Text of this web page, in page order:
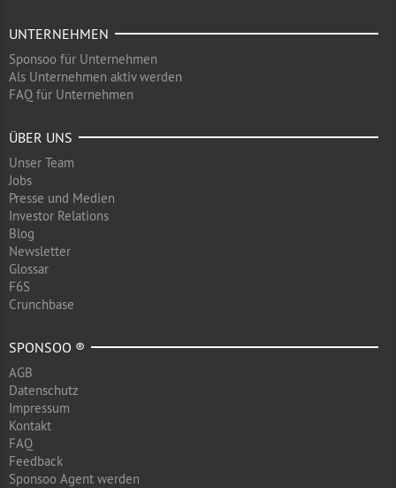
UNTERNEHMEN
Sponsoo für Unternehmen
Als Unternehmen aktiv werden
FAQ für Unternehmen
ÜBER UNS
Unser Team
Jobs
Presse und Medien
Investor Relations
Blog
Newsletter
Glossar
F6S
Crunchbase
SPONSOO ®
AGB
Datenschutz
Impressum
Kontakt
FAQ
Feedback
Sponsoo Agent werden